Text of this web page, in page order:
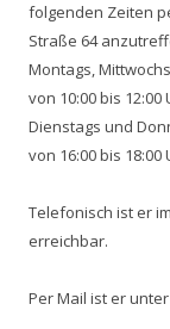
folgenden Zeiten
Straße 64
Montags,
von 10:00 bis 12:00
Dienstags und
von 16:00 bis 18:00
Telefonisch ist er
erreichbar.
Per Mail ist er